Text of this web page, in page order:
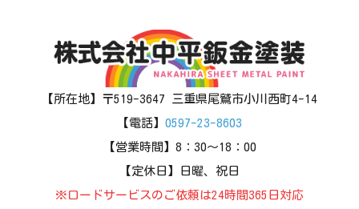
【所在地】〒519-3647 三重県尾鷲市小川西町4-14
【電話】 0597-23-8603
【営業時間】8：30～18：00
【定休日】日曜、祝日
※ロードサービスのご依頼は24時間365日対応